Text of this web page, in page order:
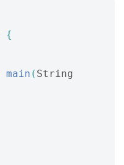
{
main ( String